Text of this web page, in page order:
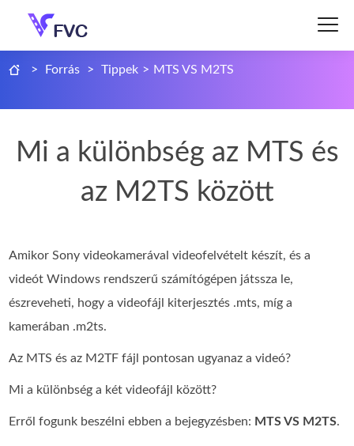
> Forrás > Tippek > MTS VS M2TS
Mi a különbség az MTS és
az M2TS között
Amikor Sony videokamerával videofelvételt készít, és a
videót Windows rendszerű számítógépen játssza le,
észreveheti, hogy a videofájl kiterjesztés .mts, míg a
kamerában .m2ts.
Az MTS és az M2TF fájl pontosan ugyanaz a videó?
Mi a különbség a két videofájl között?
Erről fogunk beszélni ebben a bejegyzésben: MTS VS M2TS.